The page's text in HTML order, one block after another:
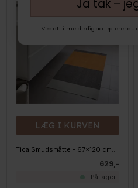
LÆG I KURVEN
629,-
På lager
Ja tak –
Ved at tilmelde dig accepterer